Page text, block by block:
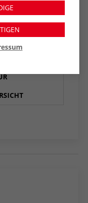
am
sind, stellten
fest.